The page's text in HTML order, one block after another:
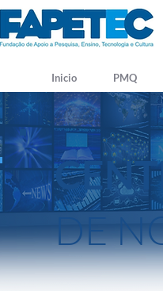
Inicio PMQ
DE